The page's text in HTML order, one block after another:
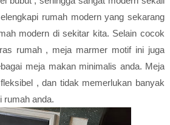
rumah modern yang sekarang
modern di sekitar kita. Selain cocok
rumah , meja marmer motif ini juga
meja makan minimalis anda. Meja
, dan tidak memerlukan banyak
rumah anda.